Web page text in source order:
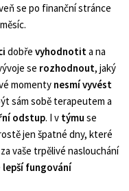
se po finanční stránce
dobře vyhodnotit a na
se rozhodnout, jaký
momenty nesmí vyvést
sám sobě terapeutem a
odstup. I v týmu se
jen špatné dny, které
vaše trpělivé naslouchání
lepší fungování